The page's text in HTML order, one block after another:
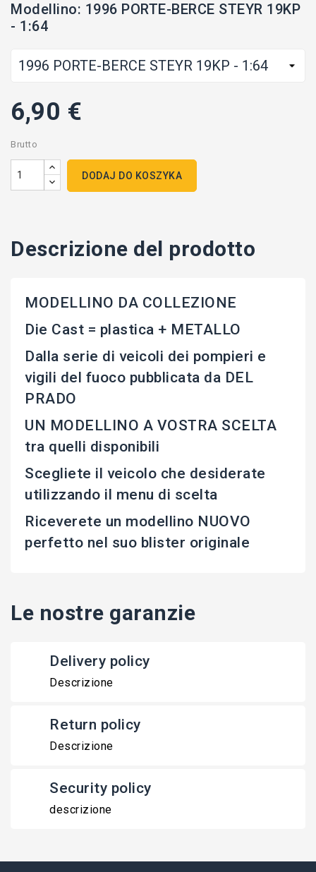
Modellino: 1996 PORTE-BERCE STEYR 19KP
- 1:64
6,90 €
Brutto
DODAJ DO KOSZYKA
Descrizione del prodotto
MODELLINO DA COLLEZIONE
Die Cast = plastica + METALLO
Dalla serie di veicoli dei pompieri e
vigili del fuoco pubblicata da DEL
PRADO
UN MODELLINO A VOSTRA SCELTA
tra quelli disponibili
Scegliete il veicolo che desiderate
utilizzando il menu di scelta
Riceverete un modellino NUOVO
perfetto nel suo blister originale
Le nostre garanzie
Delivery policy
Descrizione
Return policy
Descrizione
Security policy
descrizione